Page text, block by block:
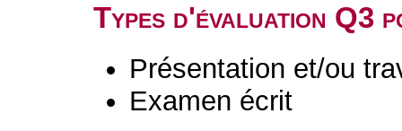
Types d'évaluation Q3
Présentation et/ou
Examen écrit